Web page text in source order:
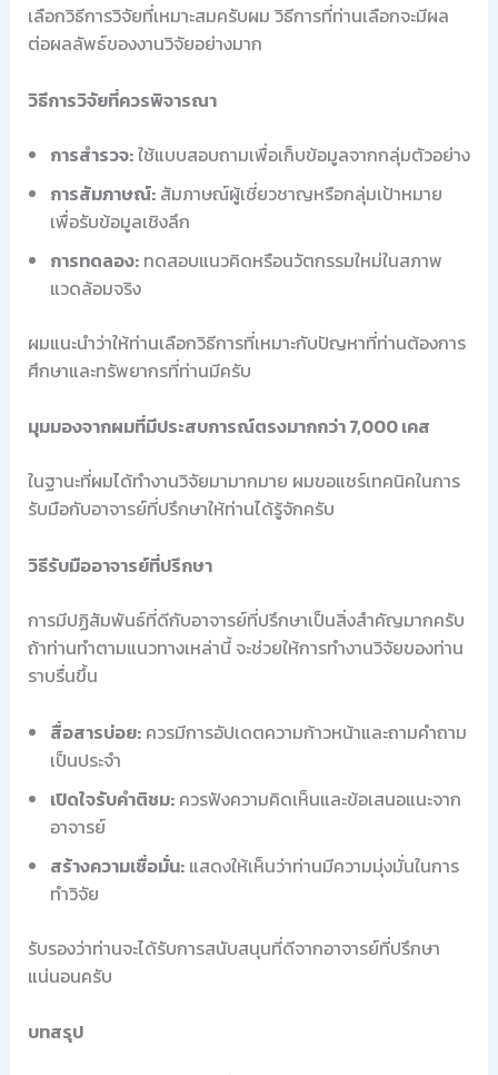
เลือกวิธีการวิจัยที่เหมาะสมครับผม วิธีการที่ท่านเลือกจะมีผล
ต่อผลลัพธ์ของงานวิจัยอย่างมาก
วิธีการวิจัยที่ควรพิจารณา
การสำรวจ:ใช้แบบสอบถามเพื่อเก็บข้อมูลจากกลุ่มตัวอย่าง
การสัมภาษณ์:สัมภาษณ์ผู้เชี่ยวชาญหรือกลุ่มเป้าหมาย
เพื่อรับข้อมูลเชิงลึก
การทดลอง:ทดสอบแนวคิดหรือนวัตกรรมใหม่ในสภาพ
แวดล้อมจริง
ผมแนะนำว่าให้ท่านเลือกวิธีการที่เหมาะกับปัญหาที่ท่านต้องการ
ศึกษาและทรัพยากรที่ท่านมีครับ
มุมมองจากผมที่มีประสบการณ์ตรงมากกว่า 7,000 เคส
ในฐานะที่ผมได้ทำงานวิจัยมามากมาย ผมขอแชร์เทคนิคในการ
รับมือกับอาจารย์ที่ปรึกษาให้ท่านได้รู้จักครับ
วิธีรับมืออาจารย์ที่ปรึกษา
การมีปฏิสัมพันธ์ที่ดีกับอาจารย์ที่ปรึกษาเป็นสิ่งสำคัญมากครับ
ถ้าท่านทำตามแนวทางเหล่านี้ จะช่วยให้การทำงานวิจัยของท่าน
ราบรื่นขึ้น
สื่อสารบ่อย:ควรมีการอัปเดตความก้าวหน้าและถามคำถาม
เป็นประจำ
เปิดใจรับคำติชม:ควรฟังความคิดเห็นและข้อเสนอแนะจาก
อาจารย์
สร้างความเชื่อมั่น:แสดงให้เห็นว่าท่านมีความมุ่งมั่นในการ
ทำวิจัย
รับรองว่าท่านจะได้รับการสนับสนุนที่ดีจากอาจารย์ที่ปรึกษา
แน่นอนครับ
บทสรุป